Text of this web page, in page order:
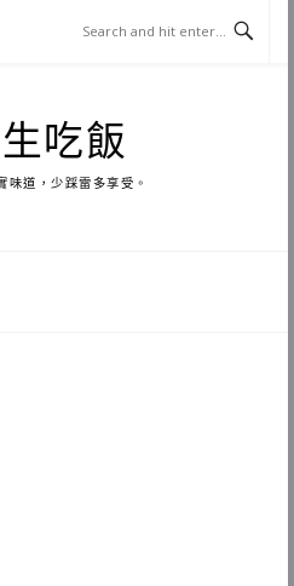
吃飯
味道，少踩雷多享受。